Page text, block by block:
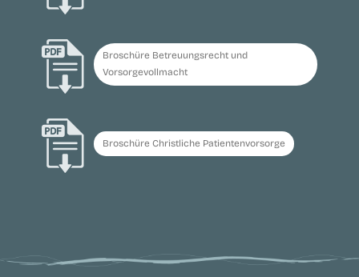
Broschüre Betreuungsrecht und
Vorsorgevollmacht
Broschüre Christliche Patientenvorsorge